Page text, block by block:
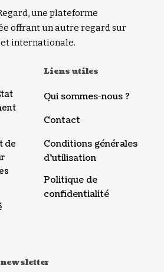
une plateforme
offrant un autre regard sur
internationale.
de
Liens utiles
Qui sommes-nous ?
Contact
Conditions générales
d’utilisation
Politique de
confidentialité